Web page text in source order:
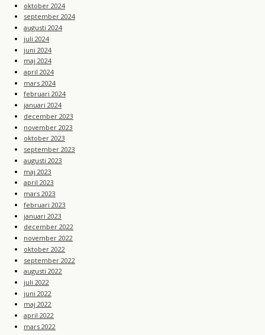
oktober 2024
september 2024
augusti 2024
juli 2024
juni 2024
maj 2024
april 2024
mars 2024
februari 2024
januari 2024
december 2023
november 2023
oktober 2023
september 2023
augusti 2023
maj 2023
april 2023
mars 2023
februari 2023
januari 2023
december 2022
november 2022
oktober 2022
september 2022
augusti 2022
juli 2022
juni 2022
maj 2022
april 2022
mars 2022